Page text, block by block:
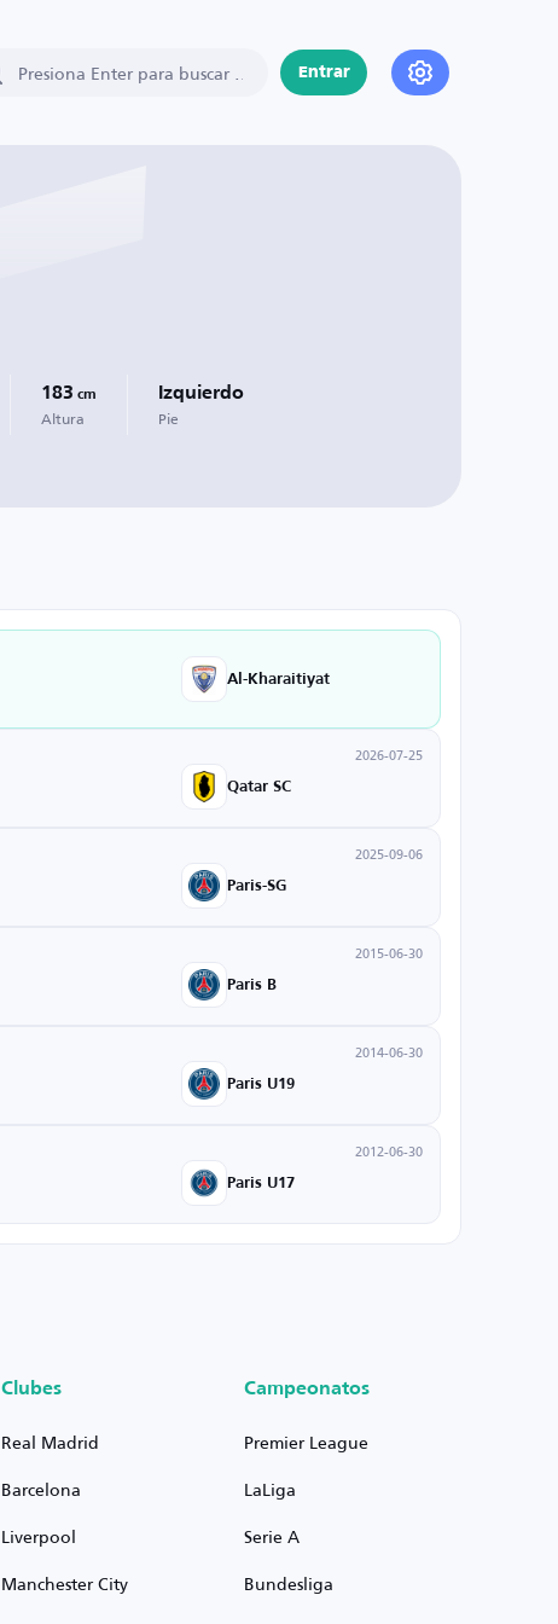
Entrar
183 cm
Altura
Izquierdo
Pie
Al-Kharaitiyat
2026-07-25
Qatar SC
2025-09-06
Paris-SG
2015-06-30
Paris B
2014-06-30
Paris U19
2012-06-30
Paris U17
Clubes
Real Madrid
Barcelona
Liverpool
Manchester City
Campeonatos
Premier League
LaLiga
Serie A
Bundesliga